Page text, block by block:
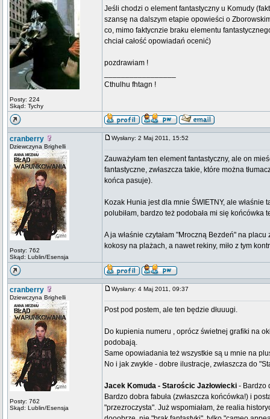
Posty: 224
Skąd: Tychy
Jeśli chodzi o element fantastyczny u Komudy
szansę na dalszym etapie opowieści o
co, mimo faktycnzie braku elementu
chciał całość opowiadań ocenić)
pozdrawiam !
Cthulhu fhtagn !
cranberry
Dziewczyna Brighelli
Posty: 762
Skąd: Lublin/Esensja
Wysłany: 2 Maj 2011, 15:52
Zauważyłam ten element fantastyczny, ale on
fantastyczne, zwłaszcza takie, które można
końca pasuje).
Kozak Hunia jest dla mnie ŚWIETNY, ale właśnie
polubiłam, bardzo też podobała mi się końcówka
A ja właśnie czytałam "Mroczną Bezdeń" na
kokosy na plażach, a nawet rekiny, miło z tym
cranberry
Dziewczyna Brighelli
Posty: 762
Skąd: Lublin/Esensja
Wysłany: 4 Maj 2011, 09:37
Post pod postem, ale ten będzie dłuuugi.
Do kupienia numeru , oprócz świetnej grafiki na
podobają.
Same opowiadania też wszystkie są u mnie na
No i jak zwykle - dobre ilustracje, zwłaszcza do
Jacek Komuda - Starościc Jazłowiecki - Bardzo
Bardzo dobra fabuła (zwłaszcza końcówka!) i
"przezroczysta". Już wspomiałam, że realia